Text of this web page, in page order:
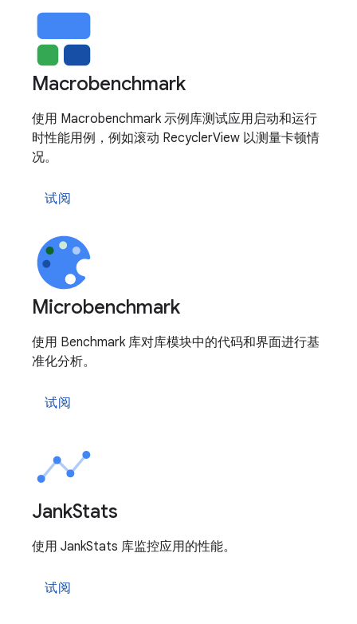
Macrobenchmark
使用 Macrobenchmark 示例库测试应用启动和运行
时性能用例，例如滚动 RecyclerView 以测量卡顿情
况。
试阅
Microbenchmark
使用 Benchmark 库对库模块中的代码和界面进行基
准化分析。
试阅
JankStats
使用 JankStats 库监控应用的性能。
试阅